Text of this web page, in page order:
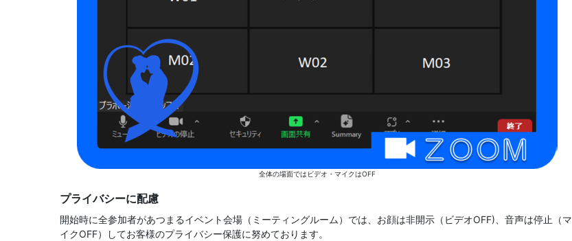
全体の場面ではビデオ・マイクはOFF
プライバシーに配慮
開始時に全参加者があつまるイベント会場（ミーティングルーム）では、お顔は非開示（ビデオOFF)、音声は停止（マ
イクOFF）してお客様のプライバシー保護に努めております。